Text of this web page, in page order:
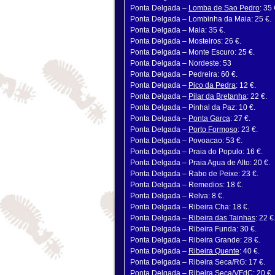
Ponta Delgada – Lomba de Sao Pedro: 35
Ponta Delgada – Lombinha da Maia: 25 €.
Ponta Delgada – Maia: 35 €.
Ponta Delgada – Mosteiros: 26 €.
Ponta Delgada – Monte Escuro: 25 €.
Ponta Delgada – Nordeste: 53
Ponta Delgada – Pedreira: 60 €.
Ponta Delgada – Pico da Pedra: 12 €.
Ponta Delgada – Pilar da Bretanha: 22 €.
Ponta Delgada – Pinhal da Paz: 10 €.
Ponta Delgada – Ponta Garca: 27 €.
Ponta Delgada – Porto Formoso: 23 €.
Ponta Delgada – Povoacao: 53 €.
Ponta Delgada – Praia do Populo: 16 €.
Ponta Delgada – Praia Agua de Alto: 20 €.
Ponta Delgada – Rabo de Peixe: 23 €.
Ponta Delgada – Remedios: 18 €.
Ponta Delgada – Relva: 8 €.
Ponta Delgada – Ribeira Cha: 18 €.
Ponta Delgada – Ribeira das Tainhas: 22 €.
Ponta Delgada – Ribeira Funda: 30 €.
Ponta Delgada – Ribeira Grande: 28 €.
Ponta Delgada – Ribeira Quente: 40 €.
Ponta Delgada – Ribeira Seca/RG: 17 €.
Ponta Delgada – Ribeira Seca/VFdC: 20 €.